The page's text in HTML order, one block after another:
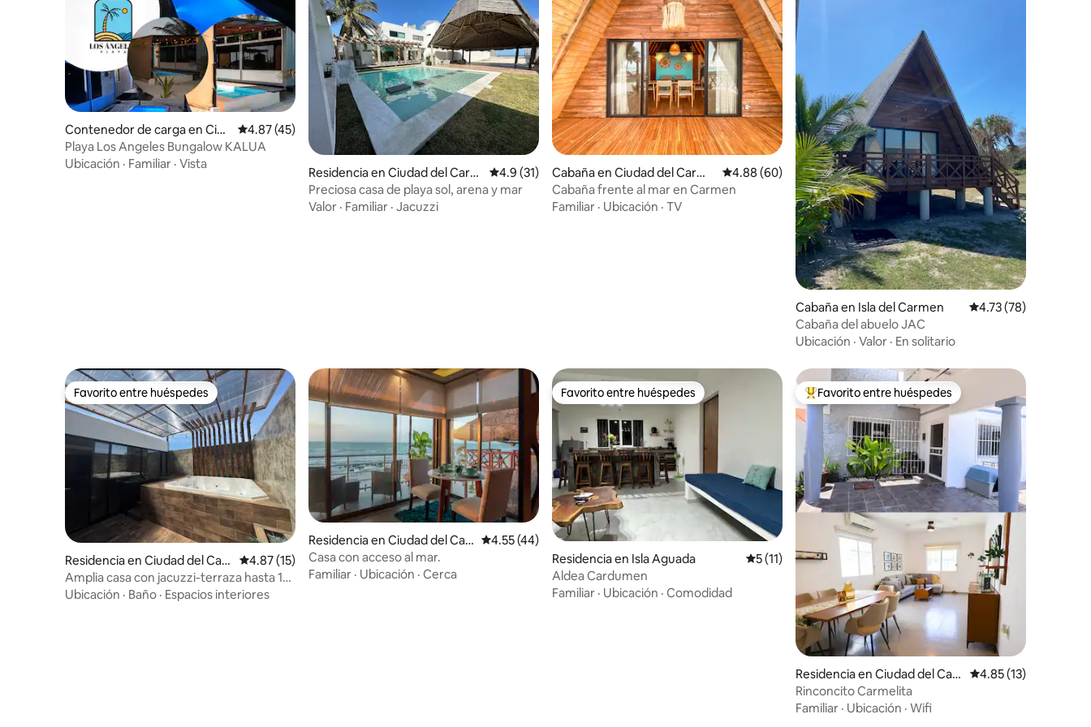
Contenedor de carga en Ciud
ad del Carmen
Calificación promedio: 4.87 de 5; 45 evaluaciones
4.87 (45)
Playa Los Angeles Bungalow KALUA
Ubicación · Familiar · Vista
Residencia en Ciudad del Carm
en
Calificación promedio: 4.9 de 5; 31 evaluaciones
4.9 (31)
Preciosa casa de playa sol, arena y mar
Valor · Familiar · Jacuzzi
Cabaña en Ciudad del Carme
n
Calificación promedio: 4.88 de 5; 60 evaluaciones
4.88 (60)
Cabaña frente al mar en Carmen
Familiar · Ubicación · TV
Cabaña en Isla del Carmen Calificación
4.73 (78)
Cabaña del abuelo JAC
Ubicación · Valor · En solitario
Favorito entre huéspedes
Favorito entre huéspedes
Residencia en Ciudad del Car
men
Calificación promedio: 4.87 de 5; 15 evaluaciones
4.87 (15)
Amplia casa con jacuzzi-terraza hasta 12
huéspedes
Ubicación · Baño · Espacios interiores
Residencia en Ciudad del Car
men
Calificación promedio: 4.55 de 5; 44 evaluaciones
4.55 (44)
Casa con acceso al mar.
Familiar · Ubicación · Cerca
Favorito entre huéspedes
Favorito entre huéspedes
Residencia en Isla Aguada Calificación promedio: 5 de 5; 11 evaluaciones
5 (11)
Aldea Cardumen
Familiar · Ubicación · Comodidad
De los mejores en Favorito entre huéspedes
Favorito entre huéspedes
Residencia en Ciudad del Car
men
Calificación
4.85 (13)
Rinconcito Carmelita
Familiar · Ubicación · Wifi